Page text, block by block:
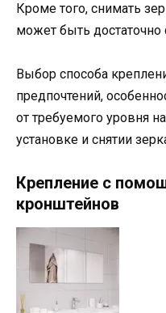
Кроме того, снимать
может быть достаточно
Выбор способа
предпочтений,
от требуемого уровня
установке и снятии
Крепление с
кронштейнов